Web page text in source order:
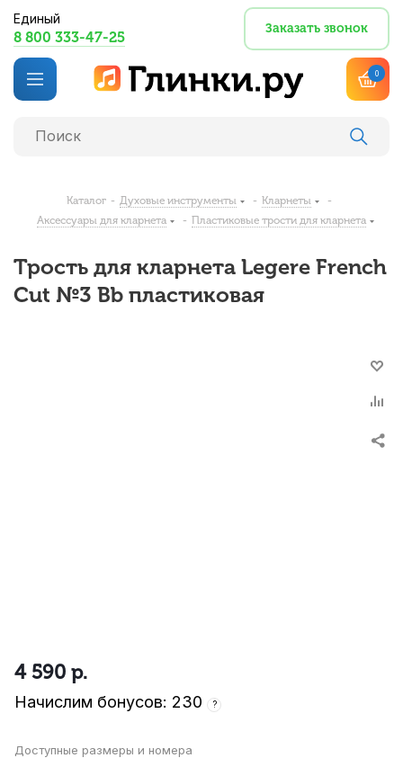
Единый
8 800 333-47-25
Заказать звонок
0
Каталог - Духовые инструменты - Кларнеты
-
Аксессуары для кларнета
- Пластиковые трости для кларнета
Трость для кларнета Legere French
Cut №3 Bb пластиковая
4 590 р.
Начислим бонусов: 230 ?
Доступные размеры и номера